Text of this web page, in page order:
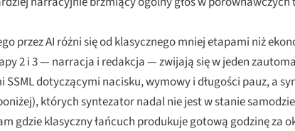
przez AI różni się od klasycznego mniej etapami niż
2 i 3 — narracja i redakcja — zwijają się w jeden
dotyczącymi nacisku, wymowy i długości pauz, a
których syntezator nadal nie jest w stanie
gdzie klasyczny łańcuch produkuje gotową godzinę za